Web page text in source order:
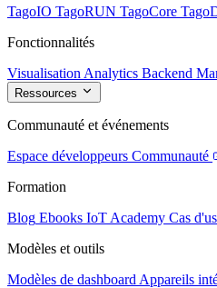
TagoIO TagoRUN TagoCore
Fonctionnalités
Visualisation Analytics Backend
Ressources
Communauté et événements
Espace développeurs Communauté
Formation
Blog Ebooks IoT Academy Cas
Modèles et outils
Modèles de dashboard Appareils